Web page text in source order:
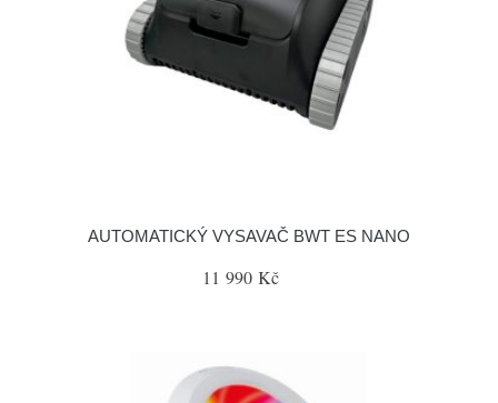
AUTOMATICKÝ VYSAVAČ BWT ES NANO
11 990 Kč